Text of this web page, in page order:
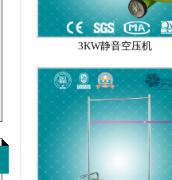
3KW静音空压机